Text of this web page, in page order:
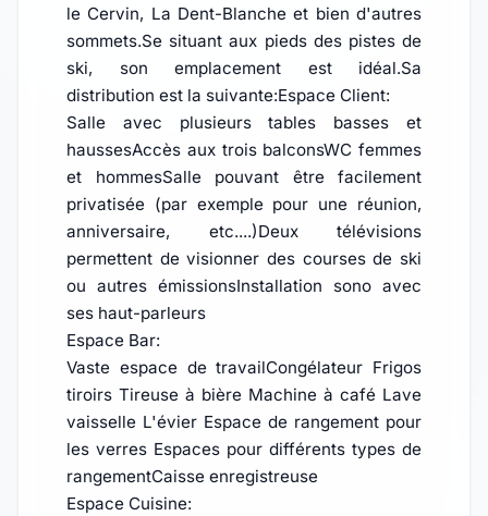
le Cervin, La Dent-Blanche et bien d'autres
sommets.Se situant aux pieds des pistes de
ski, son emplacement est idéal.Sa
distribution est la suivante:Espace Client:
Salle avec plusieurs tables basses et
haussesAccès aux trois balconsWC femmes
et hommesSalle pouvant être facilement
privatisée (par exemple pour une réunion,
anniversaire, etc....)Deux télévisions
permettent de visionner des courses de ski
ou autres émissionsInstallation sono avec
ses haut-parleurs
Espace Bar:
Vaste espace de travailCongélateur Frigos
tiroirs Tireuse à bière Machine à café Lave
vaisselle L'évier Espace de rangement pour
les verres Espaces pour différents types de
rangementCaisse enregistreuse
Espace Cuisine: